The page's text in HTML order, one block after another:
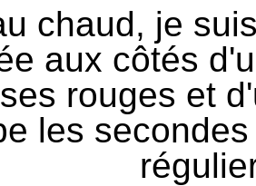
chaud, je
aux côtés
rouges et
les